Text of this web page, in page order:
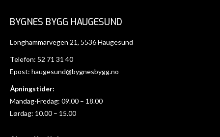
BYGNES BYGG HAUGESUND
Longhammarvegen 21, 5536 Haugesund
Telefon: 52 71 31 40
Epost: haugesund@bygnesbygg.no
Åpningstider:
Mandag-Fredag: 09.00 – 18.00
Lørdag: 10.00 – 15.00